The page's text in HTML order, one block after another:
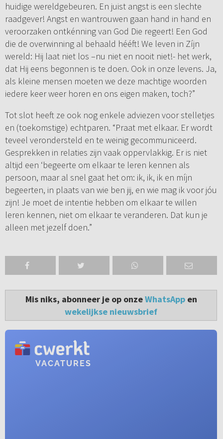
huidige wereldgebeuren. En juist angst is een slechte
raadgever! Angst en wantrouwen gaan hand in hand en
veroorzaken ontkénning van God Die regeert! Een God
die de overwinning al behaald hééft! We leven in Zíjn
wereld: Hij laat niet los –nu niet en nooit niet!- het werk,
dat Hij eens begonnen is te doen. Ook in onze levens. Ja,
als kleine mensen moeten we deze machtige woorden
iedere keer weer horen en ons eigen maken, toch?”
Tot slot heeft ze ook nog enkele adviezen voor stelletjes
en (toekomstige) echtparen. “Praat met elkaar. Er wordt
teveel verondersteld en te weinig gecommuniceerd.
Gesprekken in relaties zijn vaak oppervlakkig. Er is niet
altijd een ‘begeerte om elkaar te leren kennen als
persoon, maar al snel gaat het om: ik, ik, ik en míjn
begeerten, in plaats van wie ben jij, en wie mag ik voor jóu
zijn! Je moet de intentie hebben om elkaar te willen
leren kennen, niet om elkaar te veranderen. Dat kun je
alleen met jezelf doen.”
Mis niks, abonneer je op onzeWhatsAppen
wekelijkse nieuwsbrief